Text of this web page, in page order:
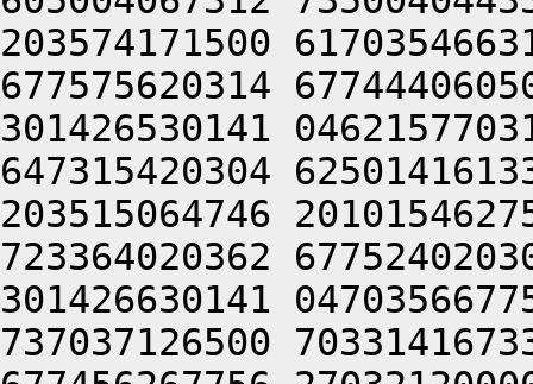
203574171500
677575620314
301426530141
647315420304
203515064746
723364020362
301426630141
737037126500